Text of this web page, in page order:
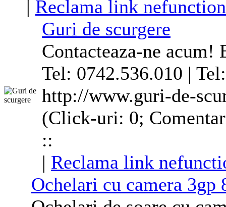
| Reclama link
Guri de scurgere
Contacteaza-ne
Tel: 0742.536.010 |
http://www.guri-de-
(Click-uri: 0;
::
| Reclama link
Ochelari cu camera 3gp